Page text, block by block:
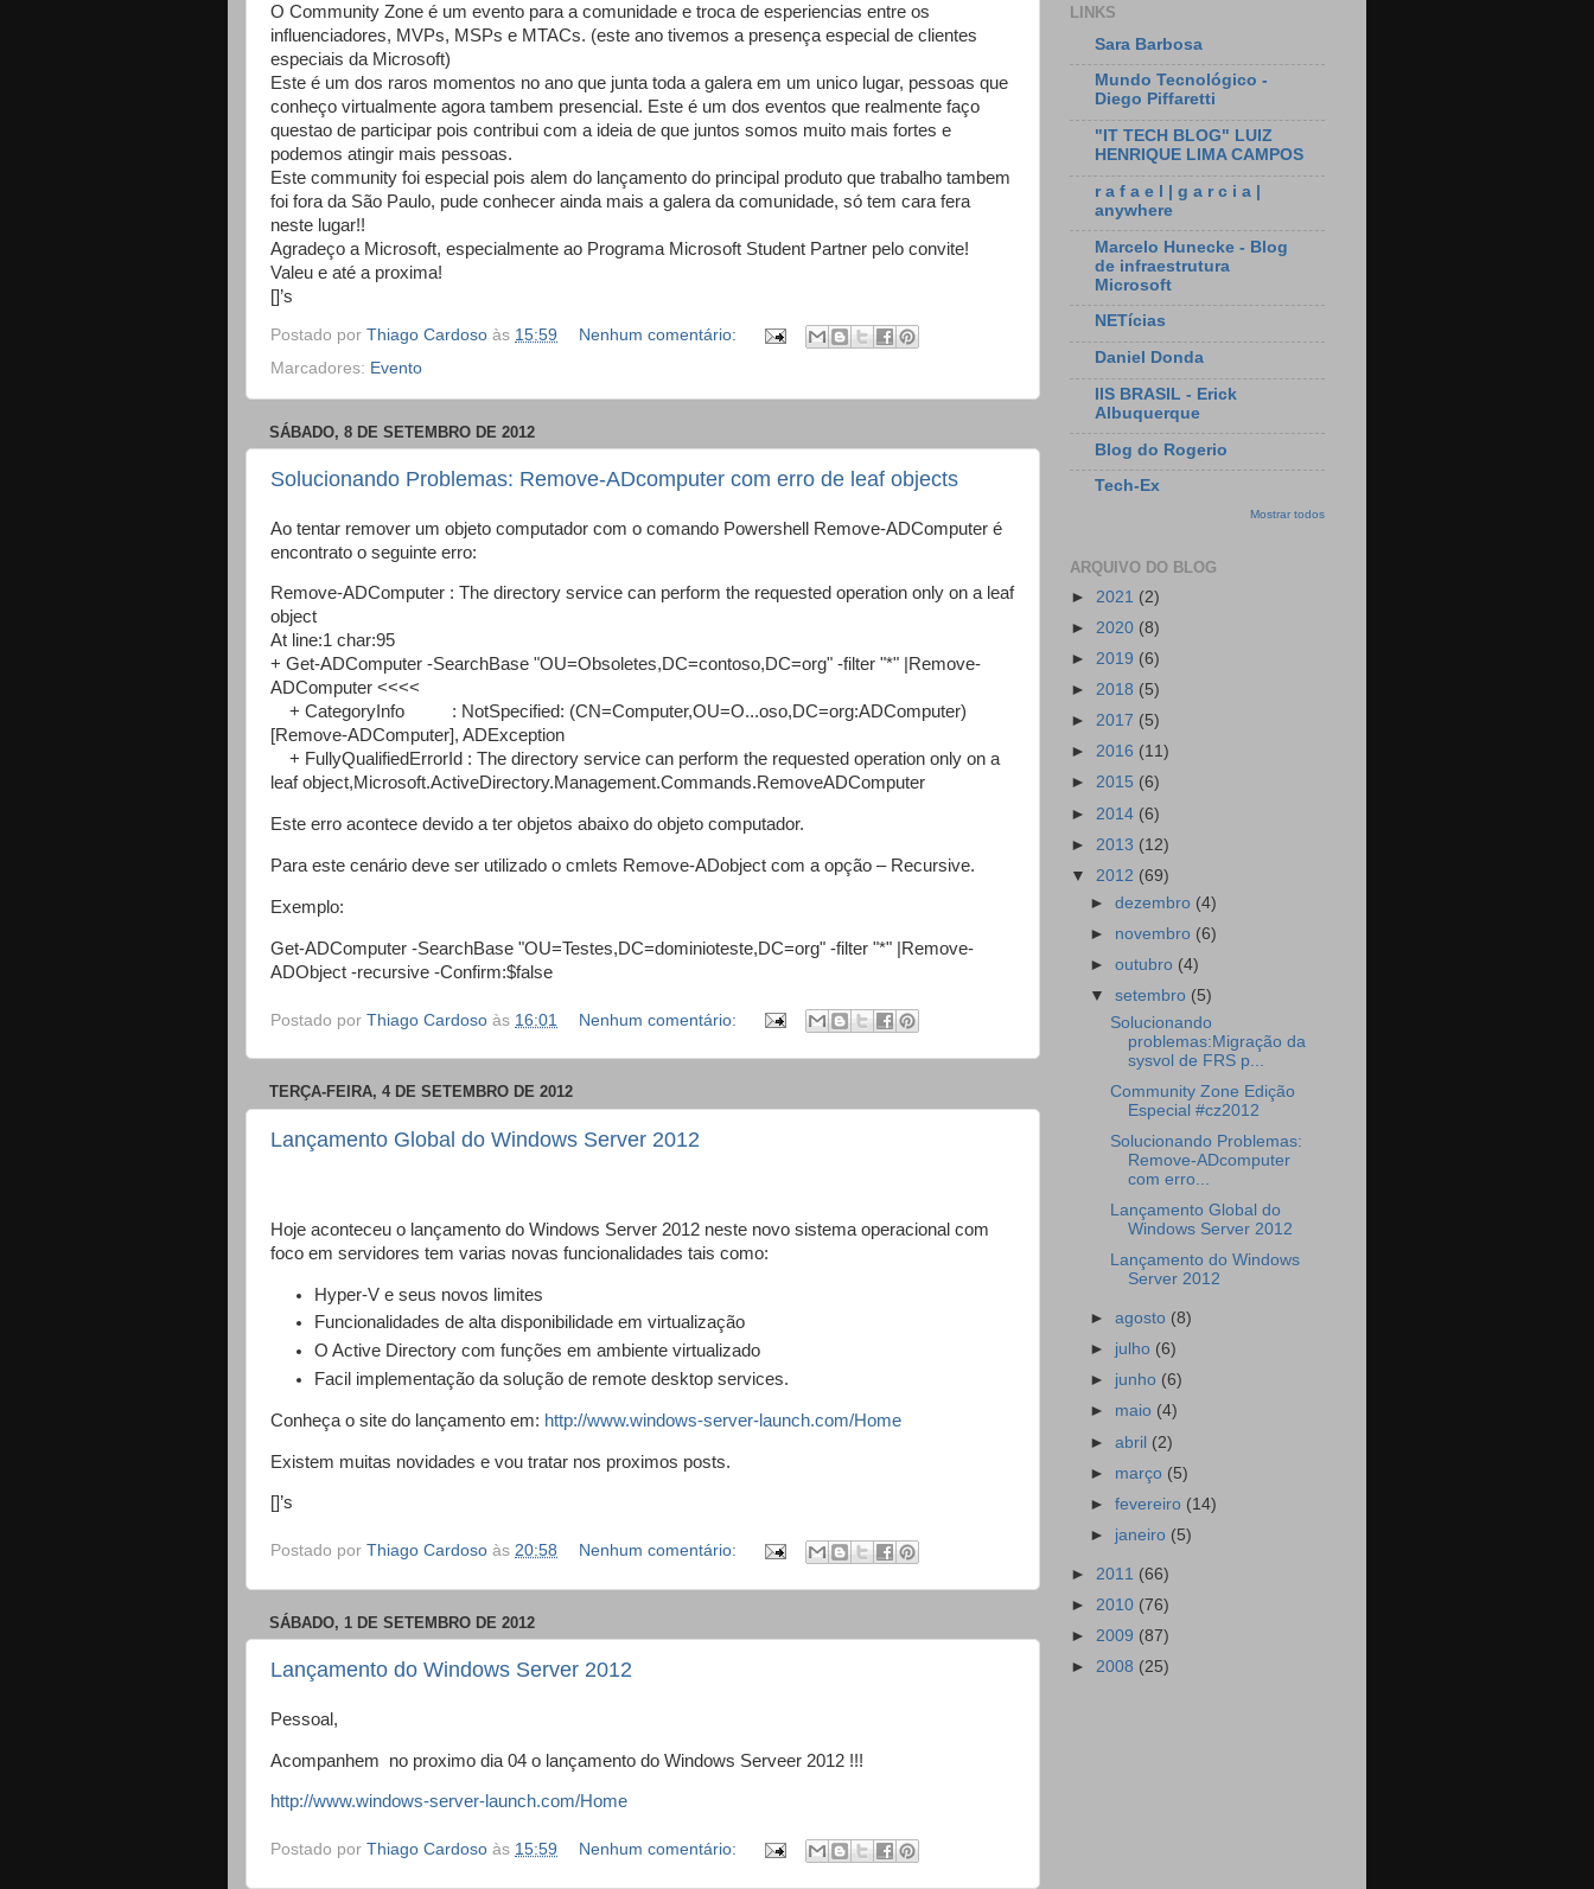
O Community Zone é um evento para a comunidade e troca de esperiencias entre os
influenciadores, MVPs, MSPs e MTACs. (este ano tivemos a presença especial de clientes
especiais da Microsoft)
Este é um dos raros momentos no ano que junta toda a galera em um unico lugar, pessoas que
conheço virtualmente agora tambem presencial. Este é um dos eventos que realmente faço
questao de participar pois contribui com a ideia de que juntos somos muito mais fortes e
podemos atingir mais pessoas.
Este community foi especial pois alem do lançamento do principal produto que trabalho tambem
foi fora da São Paulo, pude conhecer ainda mais a galera da comunidade, só tem cara fera
neste lugar!!
Agradeço a Microsoft, especialmente ao Programa Microsoft Student Partner pelo convite!
Valeu e até a proxima!
[]’s
Postado por Thiago Cardoso às 15:59
Nenhum comentário:
Marcadores: Evento
SÁBADO, 8 DE SETEMBRO DE 2012
Solucionando Problemas: Remove-ADcomputer com erro de leaf objects
Ao tentar remover um objeto computador com o comando Powershell Remove-ADComputer é
encontrato o seguinte erro:
Remove-ADComputer : The directory service can perform the requested operation only on a leaf
object
At line:1 char:95
+ Get-ADComputer -SearchBase "OU=Obsoletes,DC=contoso,DC=org" -filter "*" |Remove-
ADComputer <<<<
+ CategoryInfo : NotSpecified: (CN=Computer,OU=O...oso,DC=org:ADComputer)
[Remove-ADComputer], ADException
+ FullyQualifiedErrorId : The directory service can perform the requested operation only on a
leaf object,Microsoft.ActiveDirectory.Management.Commands.RemoveADComputer
Este erro acontece devido a ter objetos abaixo do objeto computador.
Para este cenário deve ser utilizado o cmlets Remove-ADobject com a opção – Recursive.
Exemplo:
Get-ADComputer -SearchBase "OU=Testes,DC=dominioteste,DC=org" -filter "*" |Remove-
ADObject -recursive -Confirm:$false
Postado por Thiago Cardoso às 16:01 Nenhum comentário:
TERÇA-FEIRA, 4 DE SETEMBRO DE 2012
Lançamento Global do Windows Server 2012
Hoje aconteceu o lançamento do Windows Server 2012 neste novo sistema operacional com
foco em servidores tem varias novas funcionalidades tais como:
Hyper-V e seus novos limites
Funcionalidades de alta disponibilidade em virtualização
O Active Directory com funções em ambiente virtualizado
Facil implementação da solução de remote desktop services.
Conheça o site do lançamento em: http://www.windows-server-launch.com/Home
Existem muitas novidades e vou tratar nos proximos posts.
[]’s
Postado por Thiago Cardoso às 20:58 Nenhum comentário:
SÁBADO, 1 DE SETEMBRO DE 2012
Lançamento do Windows Server 2012
Pessoal,
Acompanhem no proximo dia 04 o lançamento do Windows Serveer 2012 !!!
http://www.windows-server-launch.com/Home
Postado por Thiago Cardoso às 15:59 Nenhum comentário:
LINKS
Sara Barbosa
Mundo Tecnológico -
Diego Piffaretti
"IT TECH BLOG" LUIZ
HENRIQUE LIMA CAMPOS
r a f a e l | g a r c i a |
anywhere
Marcelo Hunecke - Blog
de infraestrutura
Microsoft
NETícias
Daniel Donda
IIS BRASIL - Erick
Albuquerque
Blog do Rogerio
Tech-Ex
Mostrar todos
ARQUIVO DO BLOG
► 2021 (2)
► 2020 (8)
► 2019 (6)
► 2018 (5)
► 2017 (5)
► 2016 (11)
► 2015 (6)
► 2014 (6)
► 2013 (12)
▼ 2012 (69)
►dezembro (4)
► novembro (6)
►outubro (4)
▼setembro (5)
Solucionando
problemas:Migração da
sysvol de FRS p...
Community Zone Edição
Especial #cz2012
Solucionando Problemas:
Remove-ADcomputer
com erro...
Lançamento Global do
Windows Server 2012
Lançamento do Windows
Server 2012
►agosto (8)
► julho (6)
► junho (6)
► maio (4)
►abril (2)
► março (5)
►fevereiro (14)
► janeiro (5)
► 2011 (66)
► 2010 (76)
► 2009 (87)
► 2008 (25)